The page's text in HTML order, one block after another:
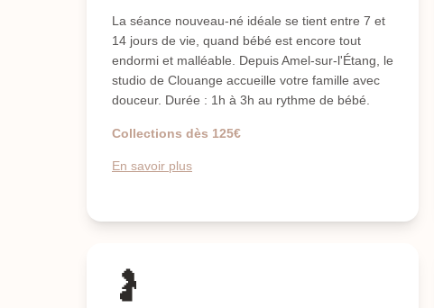
La séance nouveau-né idéale se tient entre 7 et
14 jours de vie, quand bébé est encore tout
endormi et malléable. Depuis Amel-sur-l'Étang, le
studio de Clouange accueille votre famille avec
douceur. Durée : 1h à 3h au rythme de bébé.
Collections dès 125€
En savoir plus
🤰